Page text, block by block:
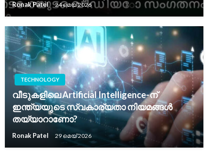
Ronak Patel 24 മെയ്‌ 2026
TECHNOLOGY
വീടുകളിലെ Artificial Intelligence-ന്
ഇന്ത്യയുടെ സ്വകാര്യതാ നിയമങ്ങൾ
തയ്യാറാണോ?
Ronak Patel 29 മെയ്‌ 2026